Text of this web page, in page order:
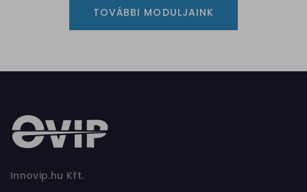
TOVÁBBI MODULJAINK
Innovip.hu Kft.